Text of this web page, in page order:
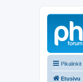
Pikalinkit
Etusivu